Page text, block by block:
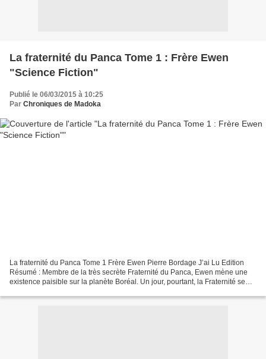
La fraternité du Panca Tome 1 : Frère Ewen
"Science Fiction"
Publié le 06/03/2015 à 10:25
Par Chroniques de Madoka
La fraternité du Panca Tome 1 Frère Ewen Pierre Bordage J’ai Lu Edition
Résumé : Membre de la très secrète Fraternité du Panca, Ewen mène une
existence paisible sur la planète Boréal. Un jour, pourtant, la Fraternité se